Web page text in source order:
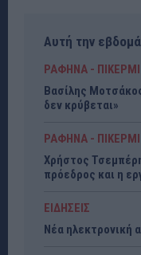
Αυτή την
ΡΑΦΗΝΑ - ΠΙΚΕΡΜΙ
Βασίλης
δεν κρύβεται»
ΡΑΦΗΝΑ - ΠΙΚΕΡΜΙ
Χρήστος
πρόεδρος και η
ΕΙΔΗΣΕΙΣ
Νέα ηλεκτρονική